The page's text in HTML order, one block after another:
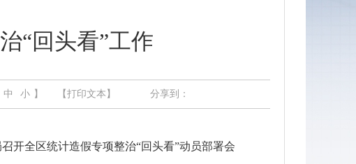
“回头看”工作
中 小 】 【打印文本】 分享到：
全区统计造假专项整治“回头看”动员部署会